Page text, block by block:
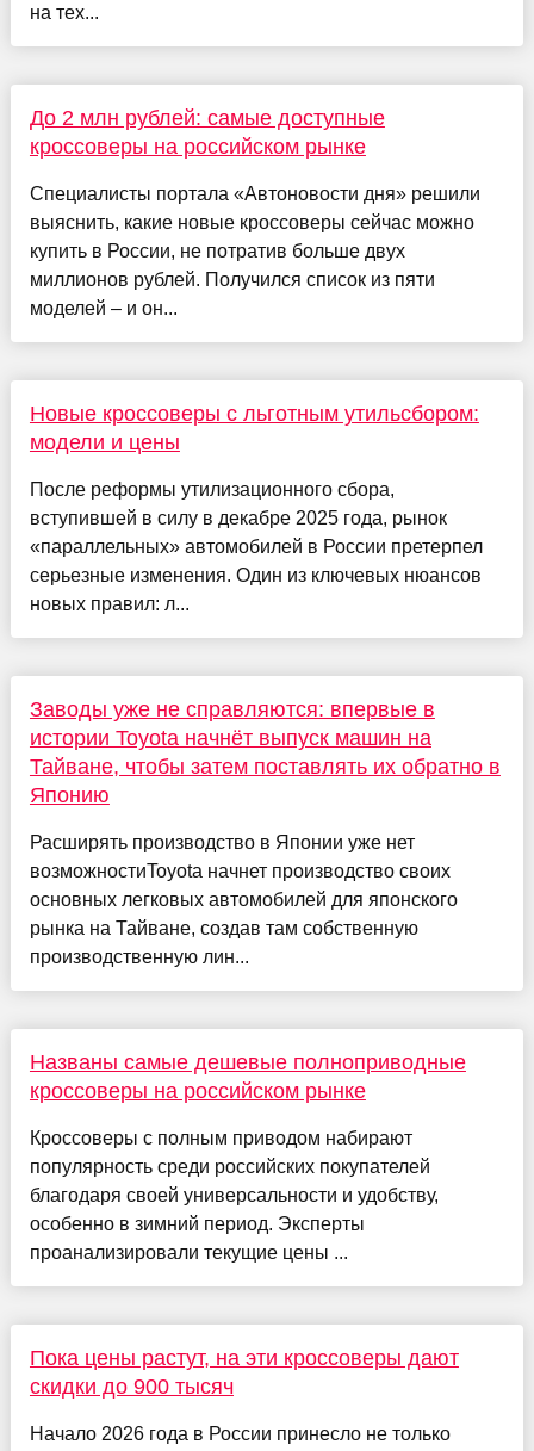
на тех...
До 2 млн рублей: самые доступные
кроссоверы на российском рынке
Специалисты портала «Автоновости дня» решили
выяснить, какие новые кроссоверы сейчас можно
купить в России, не потратив больше двух
миллионов рублей. Получился список из пяти
моделей – и он...
Новые кроссоверы с льготным утильсбором:
модели и цены
После реформы утилизационного сбора,
вступившей в силу в декабре 2025 года, рынок
«параллельных» автомобилей в России претерпел
серьезные изменения. Один из ключевых нюансов
новых правил: л...
Заводы уже не справляются: впервые в
истории Toyota начнёт выпуск машин на
Тайване, чтобы затем поставлять их обратно в
Японию
Расширять производство в Японии уже нет
возможностиToyota начнет производство своих
основных легковых автомобилей для японского
рынка на Тайване, создав там собственную
производственную лин...
Названы самые дешевые полноприводные
кроссоверы на российском рынке
Кроссоверы с полным приводом набирают
популярность среди российских покупателей
благодаря своей универсальности и удобству,
особенно в зимний период. Эксперты
проанализировали текущие цены ...
Пока цены растут, на эти кроссоверы дают
скидки до 900 тысяч
Начало 2026 года в России принесло не только